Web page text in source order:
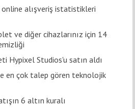
alışveriş istatistikleri
ve diğer cihazlarınız için 14
Hypixel Studios'u satın aldı
en çok talep gören teknolojik
6 altın kuralı